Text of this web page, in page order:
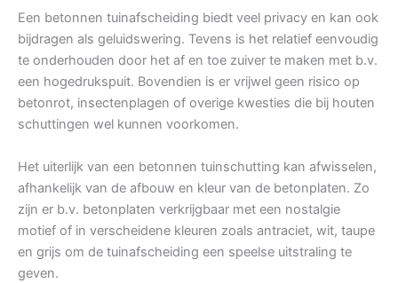
Een betonnen tuinafscheiding biedt veel privacy en kan ook
bijdragen als geluidswering. Tevens is het relatief eenvoudig
te onderhouden door het af en toe zuiver te maken met b.v.
een hogedrukspuit. Bovendien is er vrijwel geen risico op
betonrot, insectenplagen of overige kwesties die bij houten
schuttingen wel kunnen voorkomen.
Het uiterlijk van een betonnen tuinschutting kan afwisselen,
afhankelijk van de afbouw en kleur van de betonplaten. Zo
zijn er b.v. betonplaten verkrijgbaar met een nostalgie
motief of in verscheidene kleuren zoals antraciet, wit, taupe
en grijs om de tuinafscheiding een speelse uitstraling te
geven.